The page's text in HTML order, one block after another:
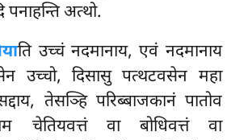
पनाहन्ति अत्थो.
ति उच्चं नदमानाय, एवं नदमानाय
उच्चो, दिसासु पत्थटवसेन महा
तेसञ्हि परिब्बाजकानं पातोव
चेतियवत्तं वा बोधिवत्तं वा